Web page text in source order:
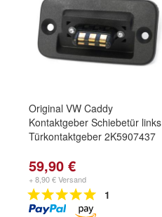
Original VW Caddy
Kontaktgeber Schiebetür links
Türkontaktgeber 2K5907437
59,90 €
+ 8,90 € Versand
1